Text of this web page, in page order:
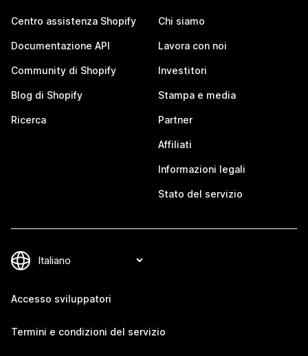
Centro assistenza Shopify
Documentazione API
Community di Shopify
Blog di Shopify
Ricerca
Chi siamo
Lavora con noi
Investitori
Stampa e media
Partner
Affiliati
Informazioni legali
Stato del servizio
Accesso sviluppatori
Termini e condizioni del servizio